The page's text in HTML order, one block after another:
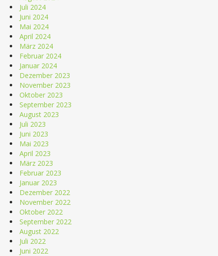
Juli 2024
Juni 2024
Mai 2024
April 2024
März 2024
Februar 2024
Januar 2024
Dezember 2023
November 2023
Oktober 2023
September 2023
August 2023
Juli 2023
Juni 2023
Mai 2023
April 2023
März 2023
Februar 2023
Januar 2023
Dezember 2022
November 2022
Oktober 2022
September 2022
August 2022
Juli 2022
Juni 2022